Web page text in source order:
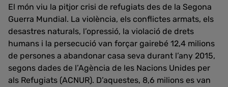
El món viu la pitjor crisi de refugiats des de la Segona
Guerra Mundial. La violència, els conflictes armats, els
desastres naturals, l’opressió, la violació de drets
humans i la persecució van forçar gairebé 12,4 milions
de persones a abandonar casa seva durant l’any 2015,
segons dades de l’Agència de les Nacions Unides per
als Refugiats (ACNUR). D’aquestes, 8,6 milions es van